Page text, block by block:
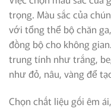
trọng. Màu sắc của
với tổng thể bộ chăn
đồng bộ cho không
trung tính như trắng,
như đỏ, nâu, vàng để
Chọn chất liệu gối êm